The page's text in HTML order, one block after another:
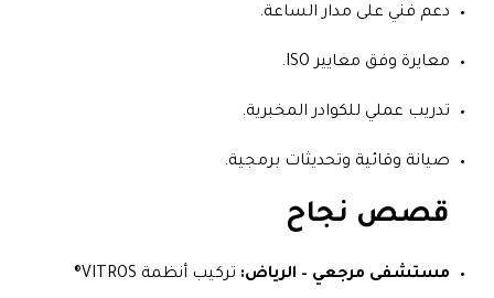
دعم فني على مدار الساعة.
معايرة وفق معايير ISO.
تدريب عملي للكوادر المخبرية.
صيانة وقائية وتحديثات برمجية.
قصص نجاح
مستشفى مرجعي – الرياض:
تركيب أنظمة VITROS®